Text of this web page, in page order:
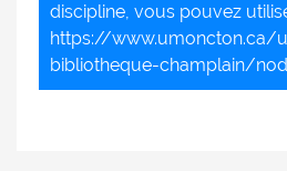
discipline, vous pouvez
https://www.umoncton.ca/
bibliotheque-champlain/